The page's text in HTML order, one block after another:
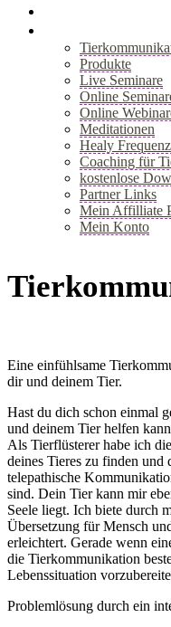
Produkte
Live Seminare
Online
Online
Meditationen
Healy
Coaching für
kostenlose
Partner Links
Mein Affilliate
Mein Konto
Eine einfühlsame
dir und deinem Tier.
Hast du dich schon einmal
und deinem Tier helfen
Als Tierflüsterer habe ich
deines Tieres zu finden und
telepathische
sind. Dein Tier kann mir
Seele liegt. Ich biete durch
Übersetzung für Mensch
erleichtert. Gerade wenn
die Tierkommunikation
Lebenssituation
Problemlösung durch ein